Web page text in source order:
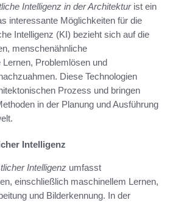
Intelligenz in der Architekturist ein
interessante Möglichkeiten für die
Intelligenz (KI) bezieht sich auf die
menschenähnliche
Problemlösen und
Diese Technologien
Prozess und bringen
in der Planung und Ausführung
Intelligenz
Intelligenz umfasst
einschließlich maschinellem Lernen,
und Bilderkennung. In der